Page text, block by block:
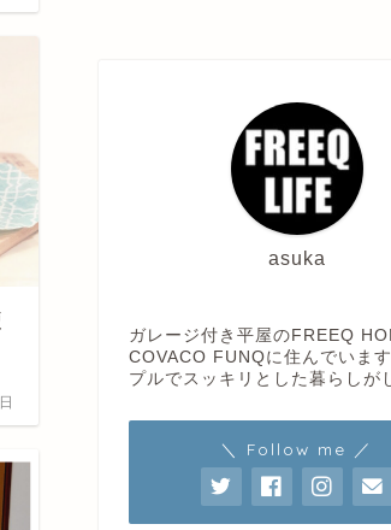
asuka
ガレージ付き平屋のFREEQ
COVACO FUNQに住んでいま
プルでスッキリとした暮らしが
＼ Follow me ／